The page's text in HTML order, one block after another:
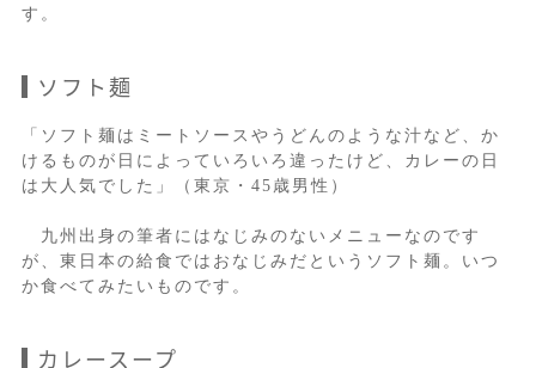
す。
ソフト麺
「ソフト麺はミートソースやうどんのような汁など、か
けるものが日によっていろいろ違ったけど、カレーの日
は大人気でした」（東京・45歳男性）
九州出身の筆者にはなじみのないメニューなのです
が、東日本の給食ではおなじみだというソフト麺。いつ
か食べてみたいものです。
カレースープ